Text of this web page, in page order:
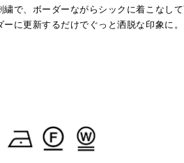
で、ボーダーながらシックに着こなして
に更新するだけでぐっと洒脱な印象に。